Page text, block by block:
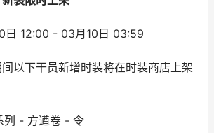
日 12:00 - 03月10日 03:59
以下干员新增时装将在时装商店上架
列 - 方遒卷 - 令